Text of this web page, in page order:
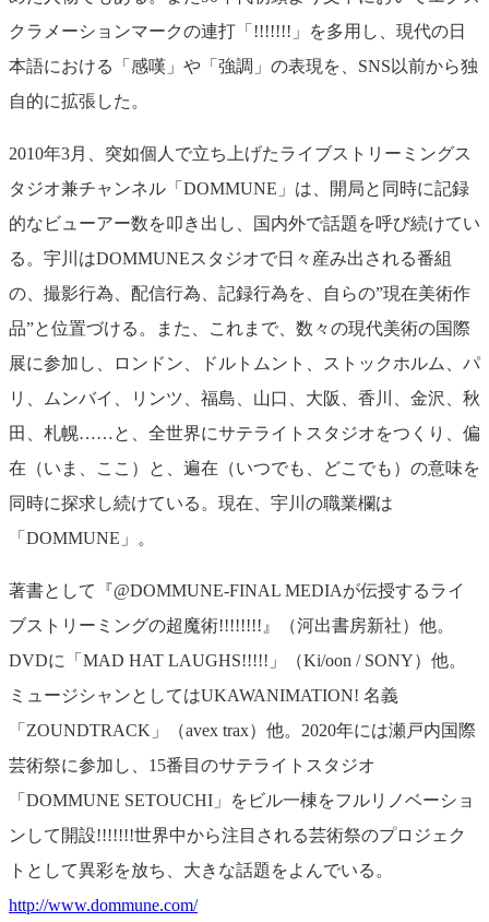
クラメーションマークの連打「!!!!!!!」を多用し、現代の日
本語における「感嘆」や「強調」の表現を、SNS以前から独
自的に拡張した。
2010年3月、突如個人で立ち上げたライブストリーミングス
タジオ兼チャンネル「DOMMUNE」は、開局と同時に記録
的なビューアー数を叩き出し、国内外で話題を呼び続けてい
る。宇川はDOMMUNEスタジオで日々産み出される番組
の、撮影行為、配信行為、記録行為を、自らの”現在美術作
品”と位置づける。また、これまで、数々の現代美術の国際
展に参加し、ロンドン、ドルトムント、ストックホルム、パ
リ、ムンバイ、リンツ、福島、山口、大阪、香川、金沢、秋
田、札幌……と、全世界にサテライトスタジオをつくり、偏
在（いま、ここ）と、遍在（いつでも、どこでも）の意味を
同時に探求し続けている。現在、宇川の職業欄は
「DOMMUNE」。
著書として『@DOMMUNE-FINAL MEDIAが伝授するライ
ブストリーミングの超魔術!!!!!!!!』（河出書房新社）他。
DVDに「MAD HAT LAUGHS!!!!!」（Ki/oon / SONY）他。
ミュージシャンとしてはUKAWANIMATION! 名義
「ZOUNDTRACK」（avex trax）他。2020年には瀬戸内国際
芸術祭に参加し、15番目のサテライトスタジオ
「DOMMUNE SETOUCHI」をビル一棟をフルリノベーショ
ンして開設!!!!!!!世界中から注目される芸術祭のプロジェク
トとして異彩を放ち、大きな話題をよんでいる。
http://www.dommune.com/